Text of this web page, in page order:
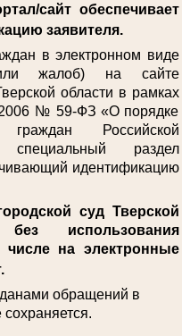
сайт обеспечивает
заявителя.
в электронном виде
или жалоб) на сайте
области в рамках
2006 № 59-ФЗ «О порядке
Российской
специальный раздел
идентификацию
суд Тверской
использования
на электронные
обращений в